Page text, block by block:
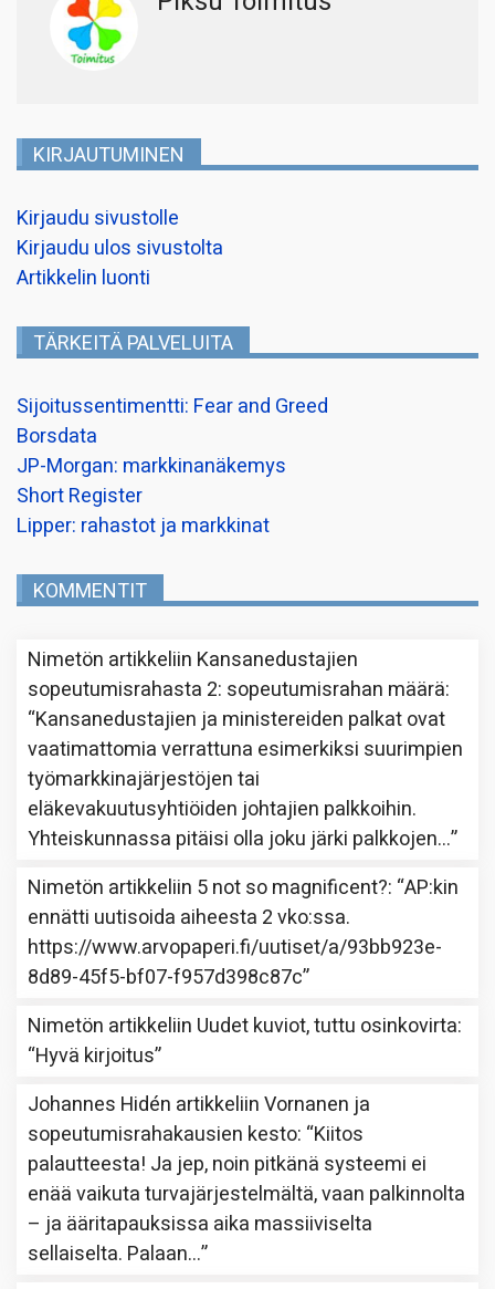
KIRJAUTUMINEN
Kirjaudu sivustolle
Kirjaudu ulos sivustolta
Artikkelin luonti
TÄRKEITÄ PALVELUITA
Sijoitussentimentti: Fear and Greed
Borsdata
JP-Morgan: markkinanäkemys
Short Register
Lipper: rahastot ja markkinat
KOMMENTIT
Nimetön artikkeliin Kansanedustajien
sopeutumisrahasta 2: sopeutumisrahan määrä:
“Kansanedustajien ja ministereiden palkat ovat
vaatimattomia verrattuna esimerkiksi suurimpien
työmarkkinajärjestöjen tai
eläkevakuutusyhtiöiden johtajien palkkoihin.
Yhteiskunnassa pitäisi olla joku järki palkkojen…”
Nimetön artikkeliin 5 not so magnificent?: “AP:kin
ennätti uutisoida aiheesta 2 vko:ssa.
https://www.arvopaperi.fi/uutiset/a/93bb923e-
8d89-45f5-bf07-f957d398c87c”
Nimetön artikkeliin Uudet kuviot, tuttu osinkovirta:
“Hyvä kirjoitus”
Johannes Hidén artikkeliinVornanen ja
sopeutumisrahakausien kesto: “Kiitos
palautteesta! Ja jep, noin pitkänä systeemi ei
enää vaikuta turvajärjestelmältä, vaan palkinnolta
– ja ääritapauksissa aika massiiviselta
sellaiselta. Palaan…”